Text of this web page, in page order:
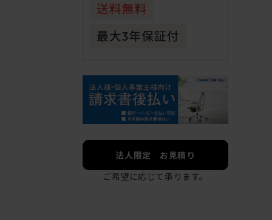
法人限定 お見積り
ご希望に応じて承ります。